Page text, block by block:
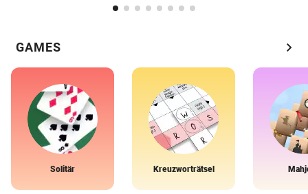
GAMES chevron_right
Solitär Kreuzworträtsel